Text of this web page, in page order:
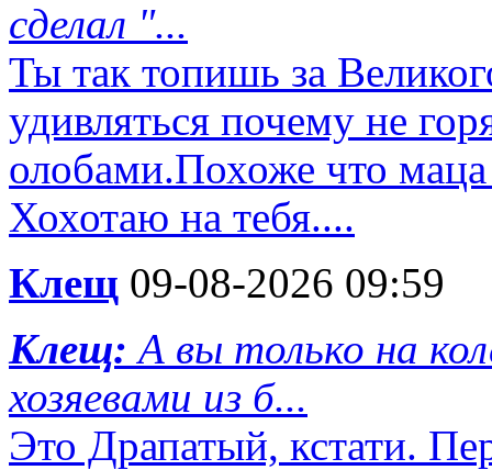
сделал "...
Ты так топишь за
удивляться почему не
олобами.Похоже что маца
Хохотаю на тебя....
Клещ 09-08-2026 09:59
Клещ:А вы только на
хозяевами из б...
Это Драпатый, кстати.